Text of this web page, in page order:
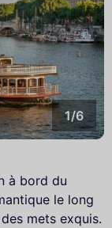
1/6
à bord du
le long
mets exquis.